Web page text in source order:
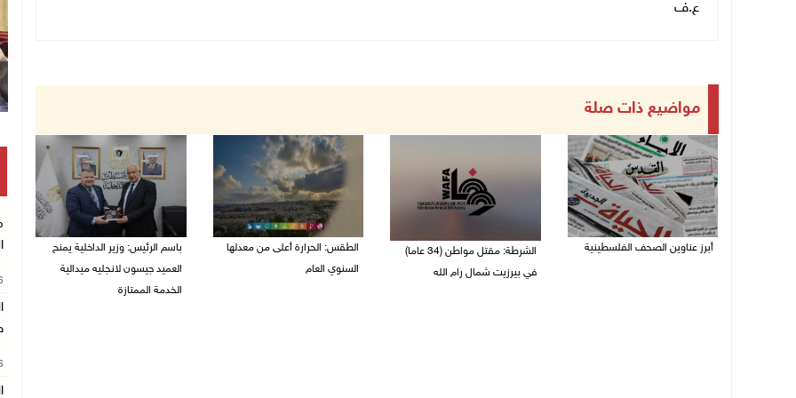
ع.ف
مواضيع ذات صلة
أبرز عناوين الصحف الفلسطينية
الشرطة: مقتل مواطن (34 عاما)
في بيرزيت شمال رام الله
الطقس: الحرارة أعلى من معدلها
السنوي العام
باسم الرئيس: وزير الداخلية يمنح
العميد جيسون لانجليه ميدالية
الخدمة الممتازة